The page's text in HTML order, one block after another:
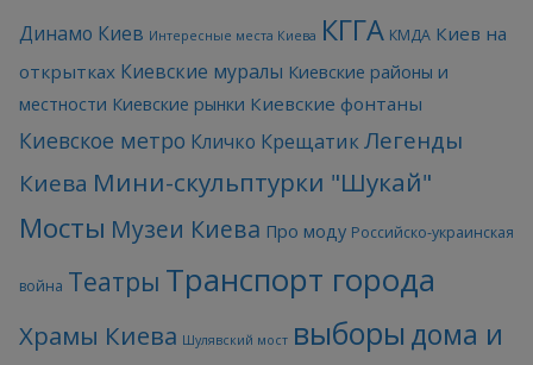
Динамо Киев Интересные места Киева КГГА КМДА Киев на
открытках Киевские муралы Киевские районы и
местности Киевские рынки Киевские фонтаны
Киевское метро Кличко КрещатикЛегенды
Киева Мини-скульптурки "Шукай"
Мосты Музеи Киева Про моду Российско-украинская
война Театры Транспорт города
Храмы Киева Шулявский мост выборы дома и